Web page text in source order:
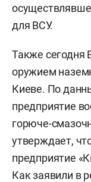
для ВСУ.
Также
оружием
Киеве. По
предприятие
горюче-
утверждает,
предприятие
Как заявили в